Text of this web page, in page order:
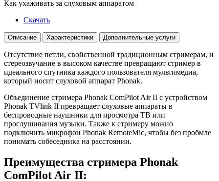
Как ухаживать за слуховым аппаратом
Скачать
Описание Характеристики Дополнительные услуги
Отсутствие петли, свойственной традиционным стримерам, и
стереозвучание в высоком качестве превращают стример в
идеального спутника каждого пользователя мультимедиа,
который носит слуховой аппарат Phonak.
Объединение стримера Phonak ComPilot Air II с устройством
Phonak TVlink II превращает слуховые аппараты в
беспроводные наушники для просмотра ТВ или
прослушивания музыки. Также к стримеру можно
подключить микрофон Phonak RemoteMic, чтобы без пробмле
понимать собеседника на расстоянии.
Преимущества стримера Phonak
ComPilot Air II: